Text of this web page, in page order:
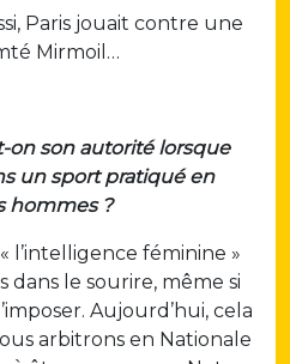
Paris jouait contre une
Mirmoil…
on son autorité lorsque
un sport pratiqué en
hommes ?
l’intelligence féminine »
le sourire, même si
Aujourd’hui, cela
arbitrons en Nationale